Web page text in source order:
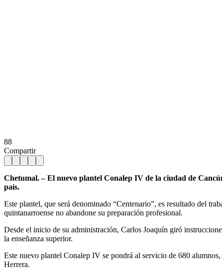
88
Compartir
Chetumal. – El nuevo plantel Conalep IV de la ciudad de
país.
Este plantel, que será denominado “Centenario”, es resultado del
quintanarroense no abandone su preparación profesional.
Desde el inicio de su administración, Carlos Joaquín giró
la enseñanza superior.
Este nuevo plantel Conalep IV se pondrá al servicio de 680
Herrera.